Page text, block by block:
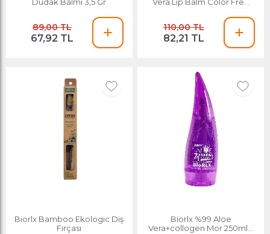
Dudak Balmı 3,5 Gr
89,00 TL
67,92 TL
Vera Lip Balm Color Free
110,00 TL
82,21 TL
Biorlx Bamboo Ekologic Diş
Fırçası
Biorlx %99 Aloe
Vera+collogen Mor 250ml 7